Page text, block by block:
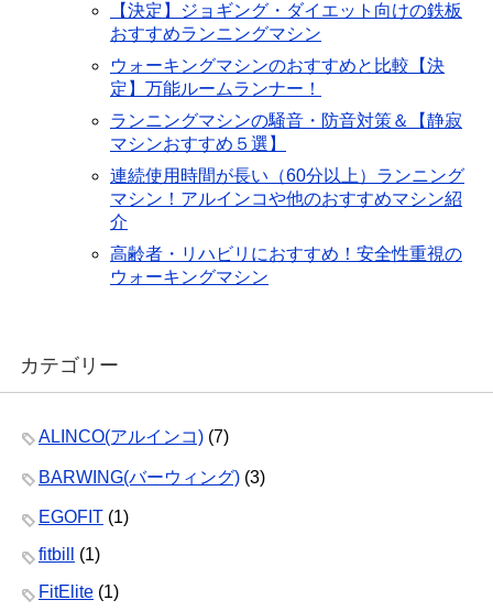
【決定】ジョギング・ダイエット向けの鉄板
おすすめランニングマシン
ウォーキングマシンのおすすめと比較【決
定】万能ルームランナー！
ランニングマシンの騒音・防音対策＆【静寂
マシンおすすめ５選】
連続使用時間が長い（60分以上）ランニング
マシン！アルインコや他のおすすめマシン紹
介
高齢者・リハビリにおすすめ！安全性重視の
ウォーキングマシン
カテゴリー
ALINCO(アルインコ) (7)
BARWING(バーウィング) (3)
EGOFIT (1)
fitbill
(1)
FitElite (1)